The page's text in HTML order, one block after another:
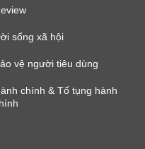
sống xã hội
vệ người tiêu dùng
chính & Tố tụng hành